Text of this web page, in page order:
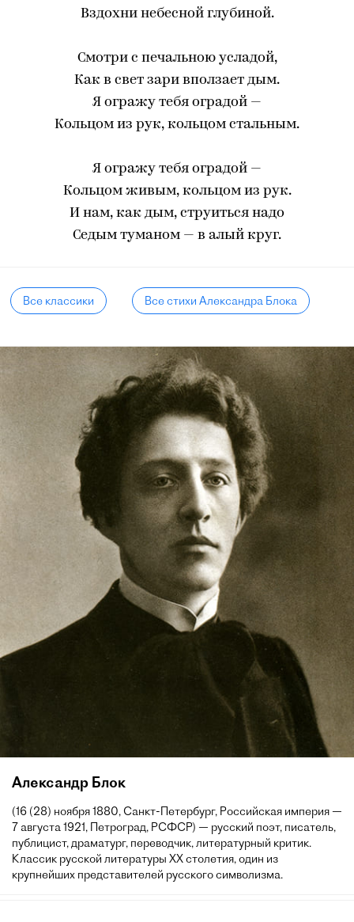
Вздохни небесной глубиной.
Смотри с печальною усладой,
Как в свет зари вползает дым.
Я огражу тебя оградой —
Кольцом из рук, кольцом стальным.
Я огражу тебя оградой —
Кольцом живым, кольцом из рук.
И нам, как дым, струиться надо
Седым туманом — в алый круг.
Все классики Все стихи Александра Блока
Александр Блок
(16 (28) ноября 1880, Санкт-Петербург, Российская империя —
7 августа 1921, Петроград, РСФСР) — русский поэт, писатель,
публицист, драматург, переводчик, литературный критик.
Классик русской литературы XX столетия, один из
крупнейших представителей русского символизма.